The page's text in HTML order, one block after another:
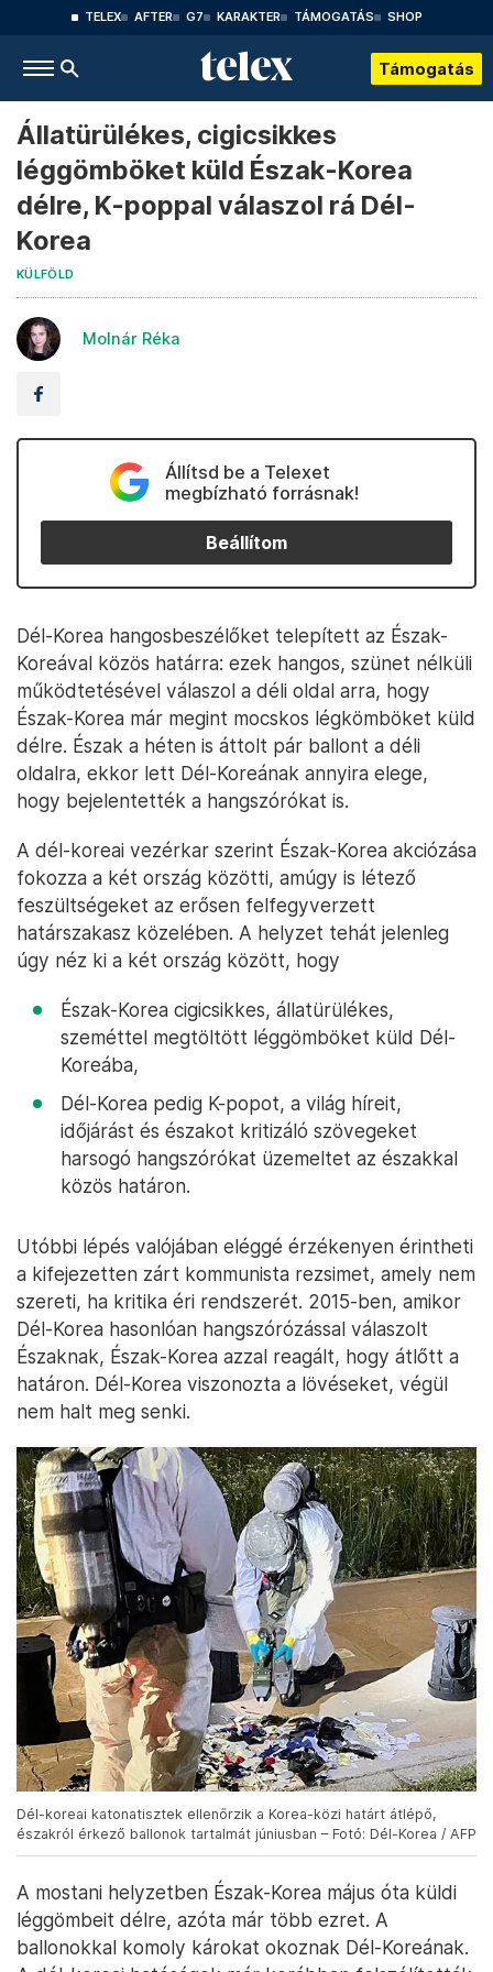
TELEX AFTER G7 KARAKTER TÁMOGATÁS SHOP
Támogatás
Állatürülékes, cigicsikkes
léggömböket küld Észak-Korea
délre, K-poppal válaszol rá Dél-
Korea
KÜLFÖLD
Molnár Réka
Állítsd be a Telexet
megbízható forrásnak!
Beállítom
Dél-Korea hangosbeszélőket telepített az Észak-
Koreával közös határra: ezek hangos, szünet nélküli
működtetésével válaszol a déli oldal arra, hogy
Észak-Korea már megint mocskos légkömböket küld
délre. Észak a héten is áttolt pár ballont a déli
oldalra, ekkor lett Dél-Koreának annyira elege,
hogy bejelentették a hangszórókat is.
A dél-koreai vezérkar szerint Észak-Korea akciózása
fokozza a két ország közötti, amúgy is létező
feszültségeket az erősen felfegyverzett
határszakasz közelében. A helyzet tehát jelenleg
úgy néz ki a két ország között, hogy
Észak-Korea cigicsikkes, állatürülékes,
szeméttel megtöltött léggömböket küld Dél-
Koreába,
Dél-Korea pedig K-popot, a világ híreit,
időjárást és északot kritizáló szövegeket
harsogó hangszórókat üzemeltet az északkal
közös határon.
Utóbbi lépés valójában eléggé érzékenyen érintheti
a kifejezetten zárt kommunista rezsimet, amely nem
szereti, ha kritika éri rendszerét. 2015-ben, amikor
Dél-Korea hasonlóan hangszórózással válaszolt
Északnak, Észak-Korea azzal reagált, hogy átlőtt a
határon. Dél-Korea viszonozta a lövéseket, végül
nem halt meg senki.
Dél-koreai katonatisztek ellenőrzik a Korea-közi határt átlépő,
északról érkező ballonok tartalmát júniusban – Fotó: Dél-Korea / AFP
A mostani helyzetben Észak-Korea május óta küldi
léggömbeit délre, azóta már több ezret. A
ballonokkal komoly károkat okoznak Dél-Koreának.